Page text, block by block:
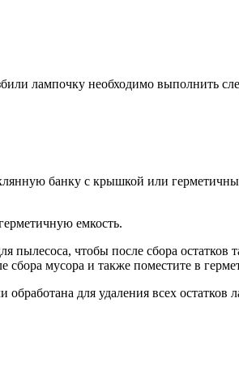
лампочку необходимо выполнить
банку с крышкой или
емкость.
пылесоса, чтобы после сбора остатков
сбора мусора и также поместите в
для удаления всех остатков